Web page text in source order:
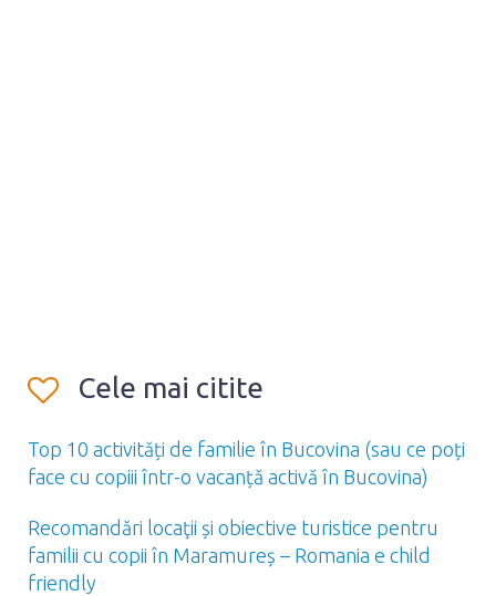
Cele mai citite
Top 10 activități de familie în Bucovina (sau ce poți
face cu copiii într-o vacanță activă în Bucovina)
Recomandări locaţii și obiective turistice pentru
familii cu copii în Maramureș – Romania e child
friendly